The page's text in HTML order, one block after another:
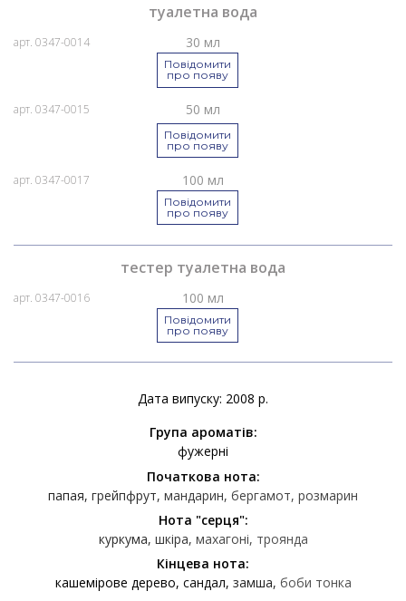
туалетна вода
арт. 0347-0014 30 мл
Повідомити
про появу
арт. 0347-0015 50 мл
Повідомити
про появу
арт. 0347-0017 100 мл
Повідомити
про появу
тестер туалетна вода
арт. 0347-0016 100 мл
Повідомити
про появу
Дата випуску: 2008 р.
Група ароматів:
фужерні
Початкова нота:
папая грейпфрут мандарин бергамот розмарин
Нота "серця":
куркума шкіра махагоні троянда
Кінцева нота:
кашемірове дерево сандал замша боби тонка